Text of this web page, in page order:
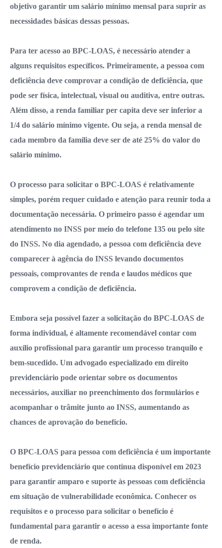
objetivo garantir um salário mínimo mensal para suprir as
necessidades básicas dessas pessoas.
Para ter acesso ao BPC-LOAS, é necessário atender a
alguns requisitos específicos. Primeiramente, a pessoa com
deficiência deve comprovar a condição de deficiência, que
pode ser física, intelectual, visual ou auditiva, entre outras.
Além disso, a renda familiar per capita deve ser inferior a
1/4 do salário mínimo vigente. Ou seja, a renda mensal de
cada membro da família deve ser de até 25% do valor do
salário mínimo.
O processo para solicitar o BPC-LOAS é relativamente
simples, porém requer cuidado e atenção para reunir toda a
documentação necessária. O primeiro passo é agendar um
atendimento no INSS por meio do telefone 135 ou pelo site
do INSS. No dia agendado, a pessoa com deficiência deve
comparecer à agência do INSS levando documentos
pessoais, comprovantes de renda e laudos médicos que
comprovem a condição de deficiência.
Embora seja possível fazer a solicitação do BPC-LOAS de
forma individual, é altamente recomendável contar com
auxílio profissional para garantir um processo tranquilo e
bem-sucedido. Um advogado especializado em direito
previdenciário pode orientar sobre os documentos
necessários, auxiliar no preenchimento dos formulários e
acompanhar o trâmite junto ao INSS, aumentando as
chances de aprovação do benefício.
O BPC-LOAS para pessoa com deficiência é um importante
benefício previdenciário que continua disponível em 2023
para garantir amparo e suporte às pessoas com deficiência
em situação de vulnerabilidade econômica. Conhecer os
requisitos e o processo para solicitar o benefício é
fundamental para garantir o acesso a essa importante fonte
de renda.